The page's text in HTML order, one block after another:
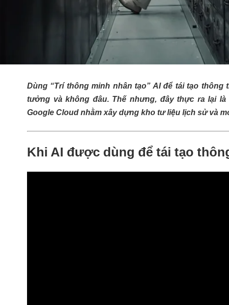
Dùng “Trí thông minh nhân tạo” AI để tái tạo
tưởng và không đâu. Thế nhưng, đây thực ra lại
Google Cloud nhằm xây dựng kho tư liệu lịch sử và
Khi AI được dùng để tái tạo